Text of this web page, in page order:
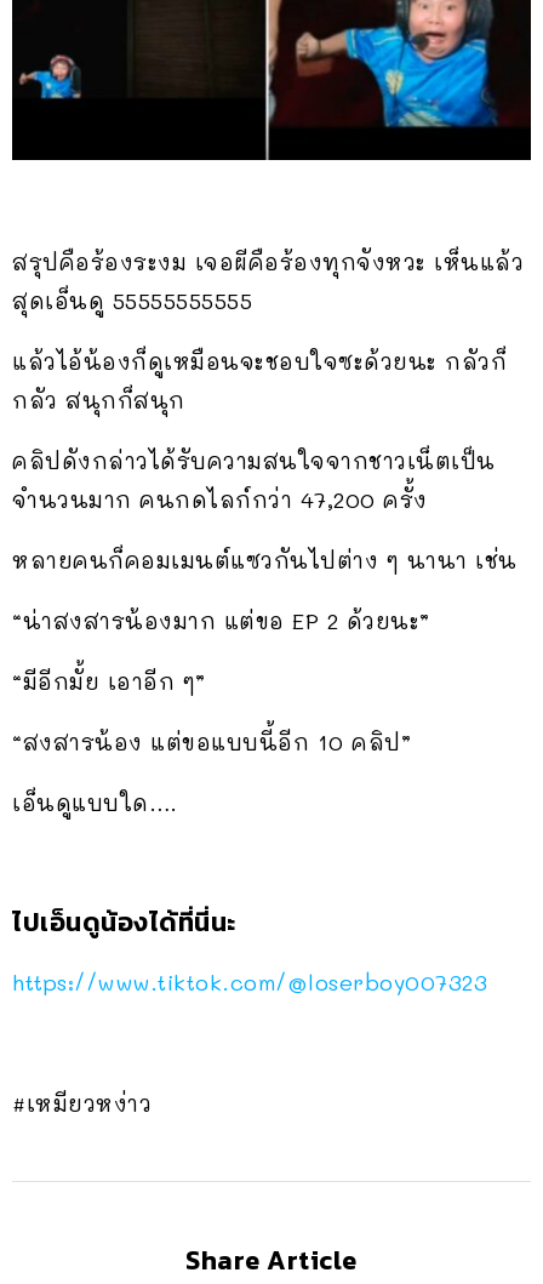
สรุปคือร้องระงม เจอผีคือร้องทุกจังหวะ เห็นแล้ว
สุดเอ็นดู 55555555555
แล้วไอ้น้องก็ดูเหมือนจะชอบใจซะด้วยนะ กลัวก็
กลัว สนุกก็สนุก
คลิปดังกล่าวได้รับความสนใจจากชาวเน็ตเป็น
จำนวนมาก คนกดไลก์กว่า 47,200 ครั้ง
หลายคนก็คอมเมนต์แซวกันไปต่าง ๆ นานา เช่น
“น่าสงสารน้องมาก แต่ขอ EP 2 ด้วยนะ”
“มีอีกมั้ย เอาอีก ๆ”
“สงสารน้อง แต่ขอแบบนี้อีก 10 คลิป”
เอ็นดูแบบใด….
ไปเอ็นดูน้องได้ที่นี่นะ
https://www.tiktok.com/@loserboy007323
#เหมียวหง่าว
Share Article